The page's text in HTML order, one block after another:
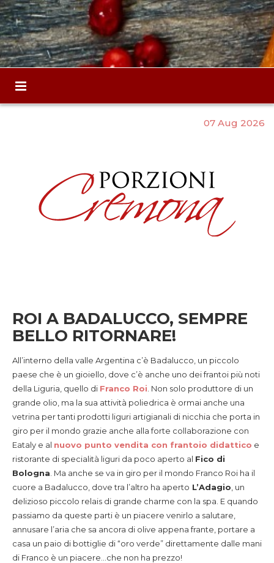
07 Aug 2026
ROI A BADALUCCO, SEMPRE
BELLO RITORNARE!
All’interno della valle Argentina c’è Badalucco, un piccolo
paese che è un gioiello, dove c’è anche uno dei frantoi più noti
della Liguria, quello di Franco Roi . Non solo produttore di un
grande olio, ma la sua attività poliedrica è ormai anche una
vetrina per tanti prodotti liguri artigianali di nicchia che porta in
giro per il mondo grazie anche alla forte collaborazione con
Eataly e al nuovo punto vendita con frantoio didattico e
ristorante di specialità liguri da poco aperto al Fico di
Bologna . Ma anche se va in giro per il mondo Franco Roi ha il
cuore a Badalucco, dove tra l’altro ha aperto L’Adagio , un
delizioso piccolo relais di grande charme con la spa. E quando
passiamo da queste parti è un piacere venirlo a salutare,
annusare l’aria che sa ancora di olive appena frante, portare a
casa un paio di bottiglie di “oro verde” direttamente dalle mani
di Franco è un piacere…che non ha prezzo!